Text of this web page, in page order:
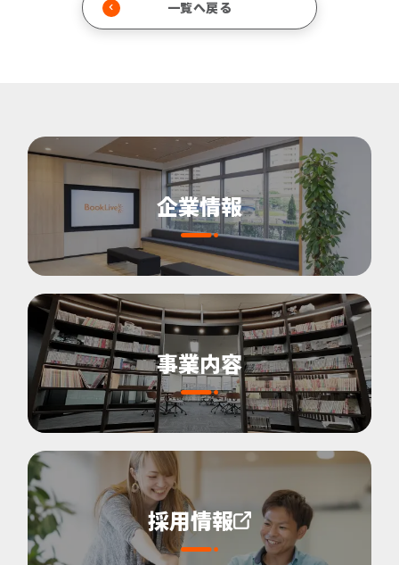
一覧へ戻る
企業情報
事業内容
採用情報